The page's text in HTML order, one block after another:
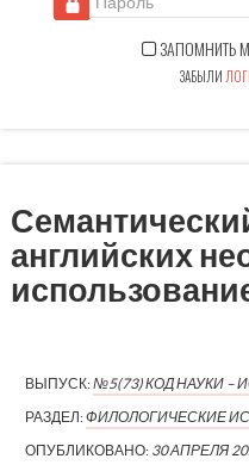
ЗАПОМНИТЬ
ЗАБЫЛИ
английских
ВЫПУСК:№5(73) КОД НАУКИ
РАЗДЕЛ:ФИЛОЛОГИЧЕСКИЕ
ОПУБЛИКОВАНО: 30 АПРЕЛЯ